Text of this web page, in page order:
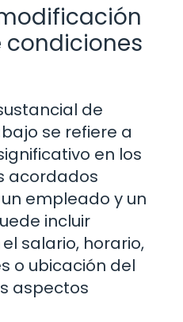
de
se refiere a
en los
acordados
empleado y un
incluir
salario, horario,
o ubicación del
aspectos